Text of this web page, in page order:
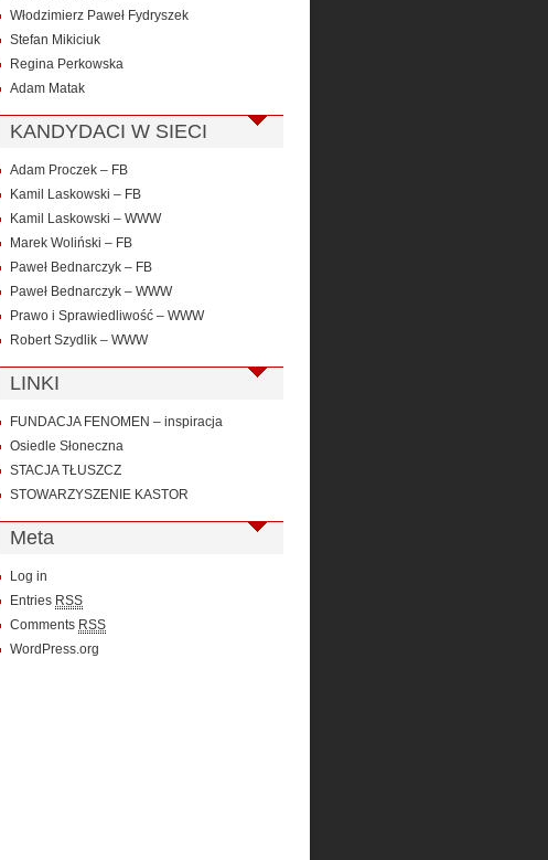
Włodzimierz Paweł Fydryszek
Stefan Mikiciuk
Regina Perkowska
Adam Matak
KANDYDACI W SIECI
Adam Proczek – FB
Kamil Laskowski – FB
Kamil Laskowski – WWW
Marek Woliński – FB
Paweł Bednarczyk – FB
Paweł Bednarczyk – WWW
Prawo i Sprawiedliwość – WWW
Robert Szydlik – WWW
LINKI
FUNDACJA FENOMEN – inspiracja
Osiedle Słoneczna
STACJA TŁUSZCZ
STOWARZYSZENIE KASTOR
Meta
Log in
Entries RSS
Comments RSS
WordPress.org